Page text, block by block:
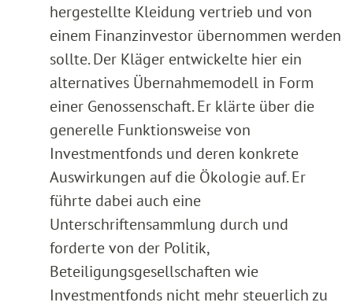
hergestellte Kleidung vertrieb und von
einem Finanzinvestor übernommen werden
sollte. Der Kläger entwickelte hier ein
alternatives Übernahmemodell in Form
einer Genossenschaft. Er klärte über die
generelle Funktionsweise von
Investmentfonds und deren konkrete
Auswirkungen auf die Ökologie auf. Er
führte dabei auch eine
Unterschriftensammlung durch und
forderte von der Politik,
Beteiligungsgesellschaften wie
Investmentfonds nicht mehr steuerlich zu